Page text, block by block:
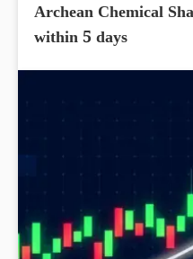
Archean Chemical
within 5 days